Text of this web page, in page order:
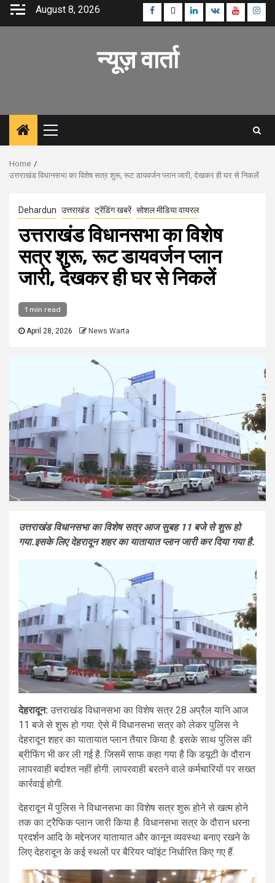
Skip
August 8, 2026 Facebook
TwitterLinkedin
VK Youtube
न्यूज़ वार्ता
Primary
Menu
Home
उत्तराखंड विधानसभा का विशेष सत्र शुरू, रूट डायवर्जन प्लान जारी, देखकर ही घर से निकलें
Dehardun उत्तराखंड ट्रेंडिंग खबरें सोशल मीडिया वायरल
उत्तराखंड विधानसभा का विशेष
सत्र शुरू, रूट डायवर्जन प्लान
जारी, देखकर ही घर से निकलें
1 min read
April 28, 2026 News Warta
उत्तराखंड विधानसभा का विशेष सत्र आज सुबह 11 बजे से शुरू हो
गया.इसके लिए देहरादून शहर का यातायात प्लान जारी कर दिया गया है.
देहरादून: उत्तराखंड विधानसभा का विशेष सत्र 28 अप्रैल यानि आज
11 बजे से शुरू हो गया. ऐसे में विधानसभा सत्र को लेकर पुलिस ने
देहरादून शहर का यातायात प्लान तैयार किया है. इसके साथ पुलिस की
ब्रीफिंग भी कर ली गई है. जिसमें साफ कहा गया है कि डयूटी के दौरान
लापरवाही बर्दाश्त नहीं होगी. लापरवाही बरतने वाले कर्मचारियों पर सख्त
कार्रवाई होगी.
देहरादून में पुलिस ने विधानसभा का विशेष सत्र शुरू होने से खत्म होने
तक का ट्रैफिक प्लान जारी किया है. विधानसभा सत्र के दौरान धरना
प्रदर्शन आदि के मद्देनजर यातायात और कानून व्यवस्था बनाए रखने के
लिए देहरादून के कई स्थलों पर बैरियर प्वॉइंट निर्धारित किए गए हैं.